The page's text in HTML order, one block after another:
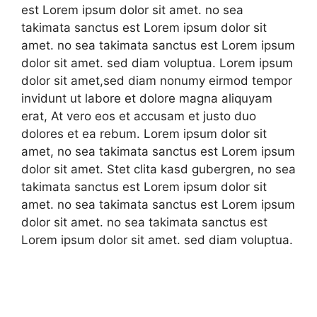
est Lorem ipsum dolor sit amet. no sea
takimata sanctus est Lorem ipsum dolor sit
amet. no sea takimata sanctus est Lorem ipsum
dolor sit amet. sed diam voluptua. Lorem ipsum
dolor sit amet,sed diam nonumy eirmod tempor
invidunt ut labore et dolore magna aliquyam
erat, At vero eos et accusam et justo duo
dolores et ea rebum. Lorem ipsum dolor sit
amet, no sea takimata sanctus est Lorem ipsum
dolor sit amet. Stet clita kasd gubergren, no sea
takimata sanctus est Lorem ipsum dolor sit
amet. no sea takimata sanctus est Lorem ipsum
dolor sit amet. no sea takimata sanctus est
Lorem ipsum dolor sit amet. sed diam voluptua.